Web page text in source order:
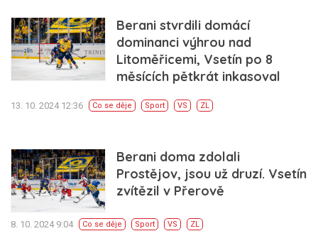
Berani stvrdili domácí
dominanci výhrou nad
Litoměřicemi, Vsetín po 8
měsících pětkrát inkasoval
13. 10. 2024 12:36 Co se děje Sport VS ZL
Berani doma zdolali
Prostějov, jsou už druzí. Vsetín
zvítězil v Přerově
8. 10. 2024 9:04 Co se děje Sport VS ZL